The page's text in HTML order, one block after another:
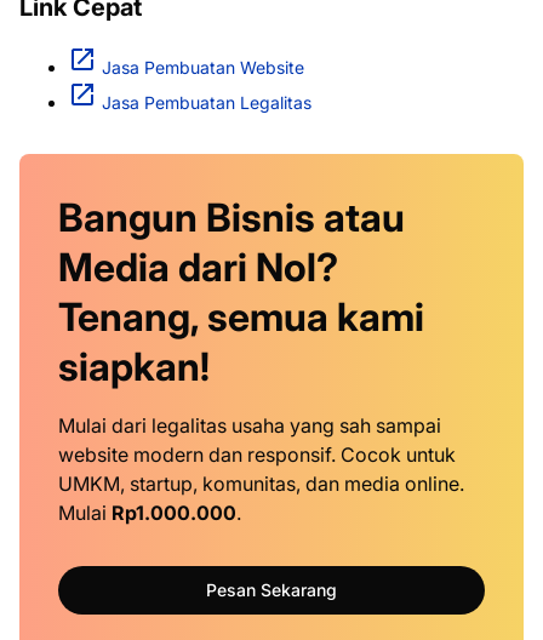
Link Cepat
Jasa Pembuatan Website
Jasa Pembuatan Legalitas
Bangun Bisnis atau
Media dari Nol?
Tenang, semua kami
siapkan!
Mulai dari legalitas usaha yang sah sampai
website modern dan responsif. Cocok untuk
UMKM, startup, komunitas, dan media online.
Mulai Rp1.000.000.
Pesan Sekarang